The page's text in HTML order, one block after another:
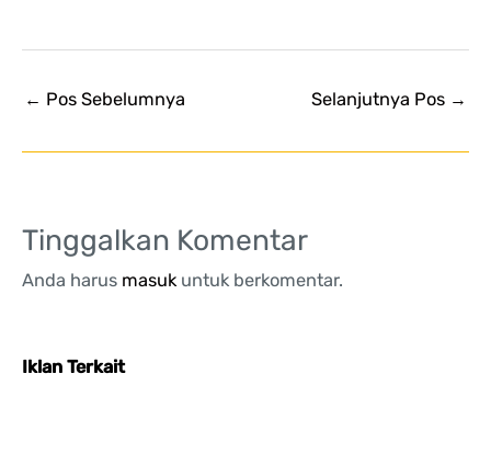
← Pos Sebelumnya Selanjutnya Pos →
Tinggalkan Komentar
Anda harus masukuntuk berkomentar.
Iklan Terkait